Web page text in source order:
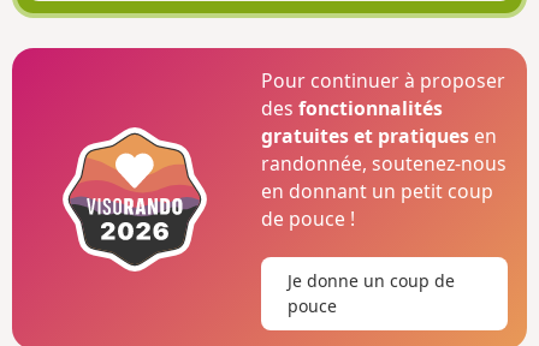
Pour continuer à proposer
desfonctionnalités
gratuites et pratiques en
randonnée, soutenez-nous
en donnant un petit coup
de pouce !
Je donne un coup de
pouce